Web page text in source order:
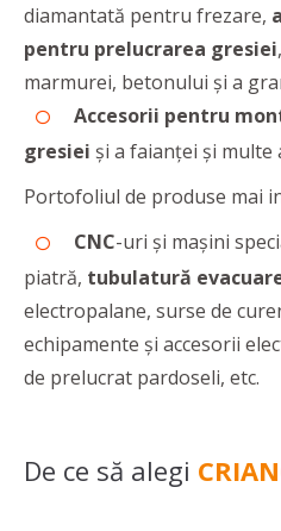
diamantată pentru frezare,
pentru prelucrarea gresiei
marmurei, betonului și a
Accesorii pentru
gresiei și a faianței și multe
Portofoliul de produse mai
CNC-uri și mașini
piatră, tubulatură
electropalane, surse de
echipamente și accesorii
de prelucrat pardoseli, etc.
De ce să alegi